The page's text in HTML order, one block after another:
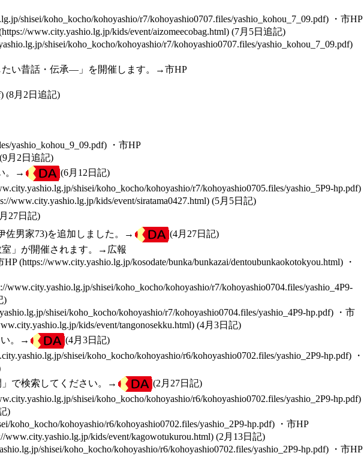
・ 市HP
(7月5日追記)
たい昔話・伝承―」を開催します。→市HP
(8月2日追記)
・ 市HP
(9月2日追記)
。→
(6月12日記)
(5月5日記)
27日記)
佐男家73)を追加しました。→
(4月27日記)
室」が開催されます。→ 広報
HP
・
)
・ 市
(4月3日記)
い。→
(4月3日記)
・
」で検索してください。→
(2月27日記)
)
・ 市HP
(2月13日記)
・ 市HP